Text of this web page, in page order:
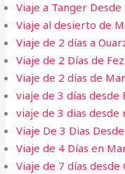
Viaje a Tanger Desde
Viaje al desierto de
Viaje de 2 días a
Viaje de 2 Días de
Viaje de 2 días de
viaje de 3 días desde
viaje de 3 dias desde
Viaje De 3 Dias
Viaje de 4 Días en
Viaje de 7 días desde